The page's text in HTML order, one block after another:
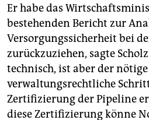
Er habe das
bestehenden Bericht zur
Versorgungssicherheit bei
zurückzuziehen, sagte
technisch, ist aber der nötige
verwaltungsrechtliche
Zertifizierung der Pipeline
diese Zertifizierung könne